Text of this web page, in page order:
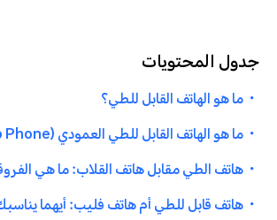
جدول المحتويات
・ ما هو الهاتف القابل للطي؟
・ ما هو الهاتف القابل للطي العمودي (Flip Phone)؟
・ هاتف الطي مقابل هاتف القلاب: ما هي
・ هاتف قابل للطي أم هاتف فليب: أيهما